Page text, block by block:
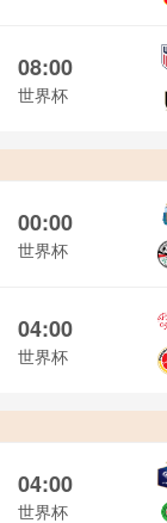
08:00
世界杯
00:00
世界杯
04:00
世界杯
04:00
世界杯